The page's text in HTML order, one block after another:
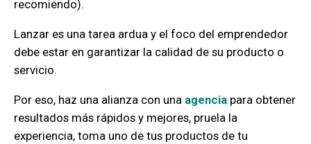
recomiendo).
Lanzar es una tarea ardua y el foco del emprendedor
debe estar en garantizar la calidad de su producto o
servicio.
Por eso, haz una alianza con una agencia para obtener
resultados más rápidos y mejores, pruela la
experiencia, toma uno de tus productos de tu